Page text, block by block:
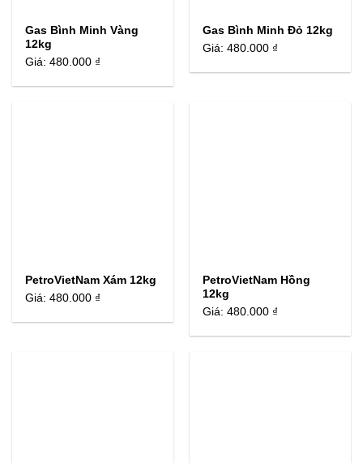
Gas Bình Minh Vàng
12kg
Giá:480.000 ₫
Gas Bình Minh Đỏ 12kg
Giá:480.000 ₫
PetroVietNam Xám 12kg
Giá:480.000 ₫
PetroVietNam Hồng
12kg
Giá:480.000 ₫